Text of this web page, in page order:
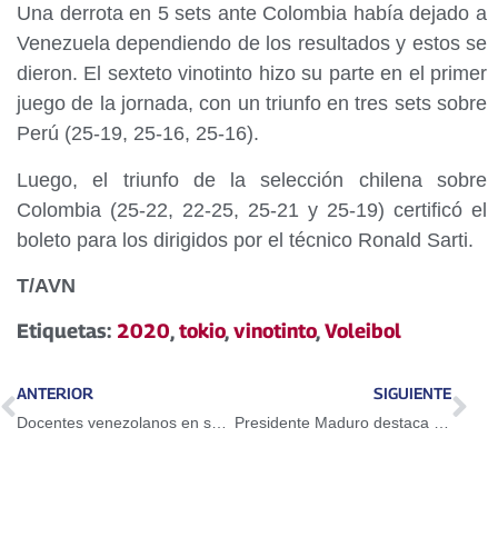
Una derrota en 5 sets ante Colombia había dejado a
Venezuela dependiendo de los resultados y estos se
dieron. El sexteto vinotinto hizo su parte en el primer
juego de la jornada, con un triunfo en tres sets sobre
Perú (25-19, 25-16, 25-16).
Luego, el triunfo de la selección chilena sobre
Colombia (25-22, 22-25, 25-21 y 25-19) certificó el
boleto para los dirigidos por el técnico Ronald Sarti.
T/AVN
Etiquetas: 2020,tokio,vinotinto,Voleibol
ANTERIOR
Docentes venezolanos en su día ratifican compromiso con la pedagogía social
SIGUIENTE
Presidente Maduro destaca legado de Martin Luther King a 91 años de su nacimiento